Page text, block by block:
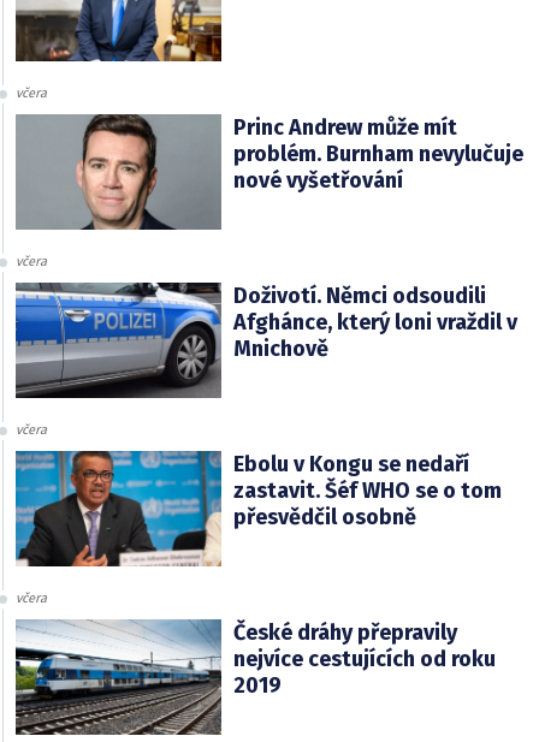
včera
Princ Andrew může mít
problém. Burnham nevylučuje
nové vyšetřování
včera
Doživotí. Němci odsoudili
Afghánce, který loni vraždil v
Mnichově
včera
Ebolu v Kongu se nedaří
zastavit. Šéf WHO se o tom
přesvědčil osobně
včera
České dráhy přepravily
nejvíce cestujících od roku
2019